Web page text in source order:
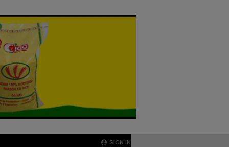
SIGN IN